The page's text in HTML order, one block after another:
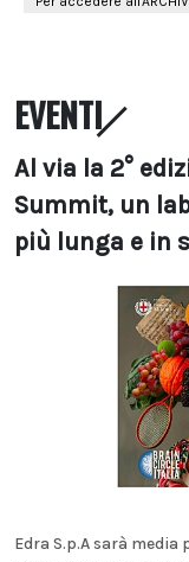
EVENTI
Al via la 2°
Summit, un
più lunga e in
Edra S.p.A sarà